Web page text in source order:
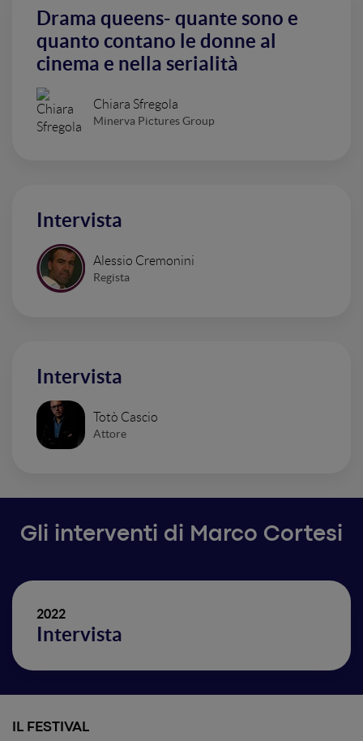
Drama queens- quante sono e
quanto contano le donne al
cinema e nella serialità
Chiara Sfregola
Minerva Pictures Group
Intervista
Alessio Cremonini
Regista
Intervista
Totò Cascio
Attore
Gli interventi di Marco Cortesi
2022
Intervista
IL FESTIVAL